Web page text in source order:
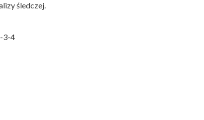
śledczej.
3-4